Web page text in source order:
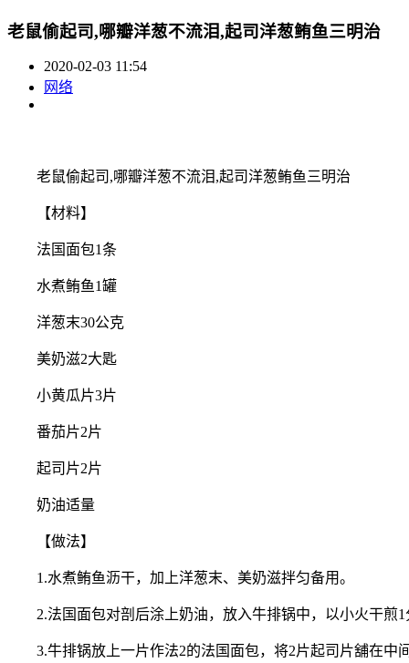
老鼠偷起司,哪瓣洋葱不流泪,起司洋葱鲔鱼三明治
2020-02-03 11:54
网络
老鼠偷起司,哪瓣洋葱不流泪,起司洋葱鲔鱼三明治
【材料】
法国面包1条
水煮鲔鱼1罐
洋葱末30公克
美奶滋2大匙
小黄瓜片3片
番茄片2片
起司片2片
奶油适量
【做法】
1.水煮鲔鱼沥干，加上洋葱末、美奶滋拌匀备用。
2.法国面包对剖后涂上奶油，放入牛排锅中，以小火干煎1
3.牛排锅放上一片作法2的法国面包，将2片起司片舖在中